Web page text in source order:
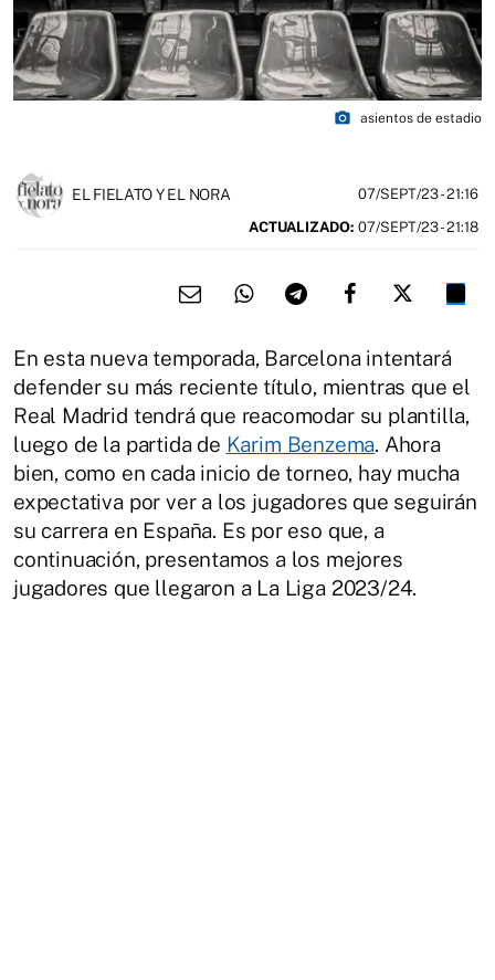
photo_camera asientos de estadio
EL FIELATO Y EL NORA 07/SEPT/23- 21:16
ACTUALIZADO: 07/SEPT/23 - 21:18
En esta nueva temporada, Barcelona intentará
defender su más reciente título, mientras que el
Real Madrid tendrá que reacomodar su plantilla,
luego de la partida de Karim Benzema. Ahora
bien, como en cada inicio de torneo, hay mucha
expectativa por ver a los jugadores que seguirán
su carrera en España. Es por eso que, a
continuación, presentamos a los mejores
jugadores que llegaron a La Liga 2023/24.